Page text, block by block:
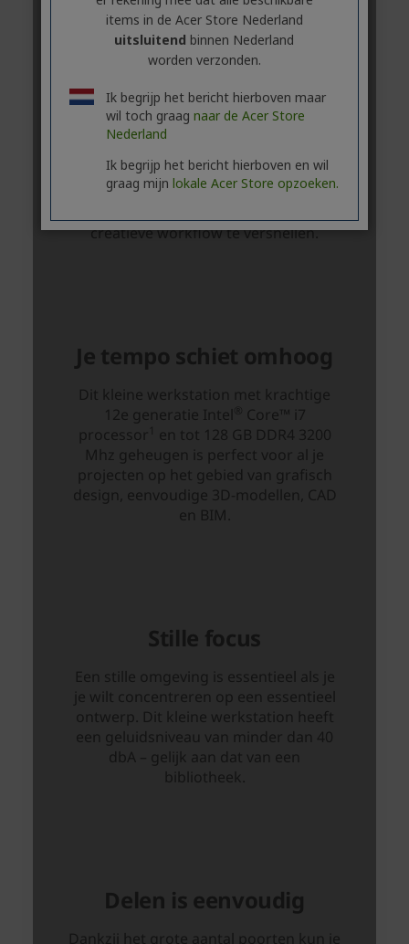
items in de Acer Store Nederland
uitsluitend binnen Nederland
worden verzonden.
Ik begrijp het bericht hierboven maar
wil toch graag naar de Acer Store
Nederland
Ik begrijp het bericht hierboven en wil
graag mijn lokale Acer Store opzoeken.